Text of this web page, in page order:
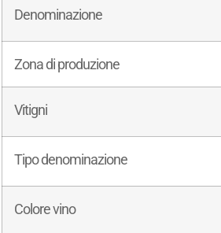
Denominazione
Zona di produzione
Vitigni
Tipo denominazione
Colore vino